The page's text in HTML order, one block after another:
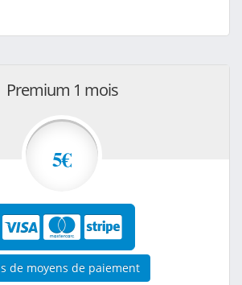
Premium 1 mois
5€
de moyens de paiement